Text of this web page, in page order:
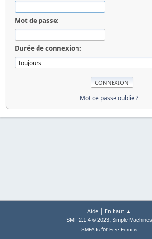
Mot de passe:
Durée de connexion:
Mot de passe oublié ?
Aide | En haut ▲
SMF 2.1.4 © 2023, Simple Machines
SMFAdsfor Free Forums